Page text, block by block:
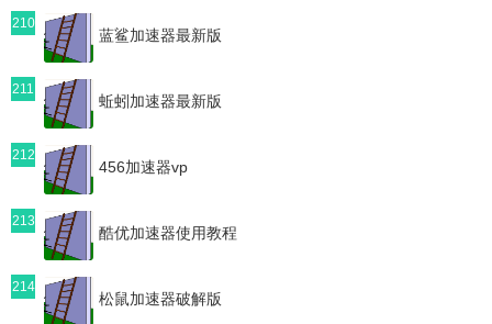
210
蓝鲨加速器最新版
211
蚯蚓加速器最新版
212
456加速器vp
213
酷优加速器使用教程
214
松鼠加速器破解版